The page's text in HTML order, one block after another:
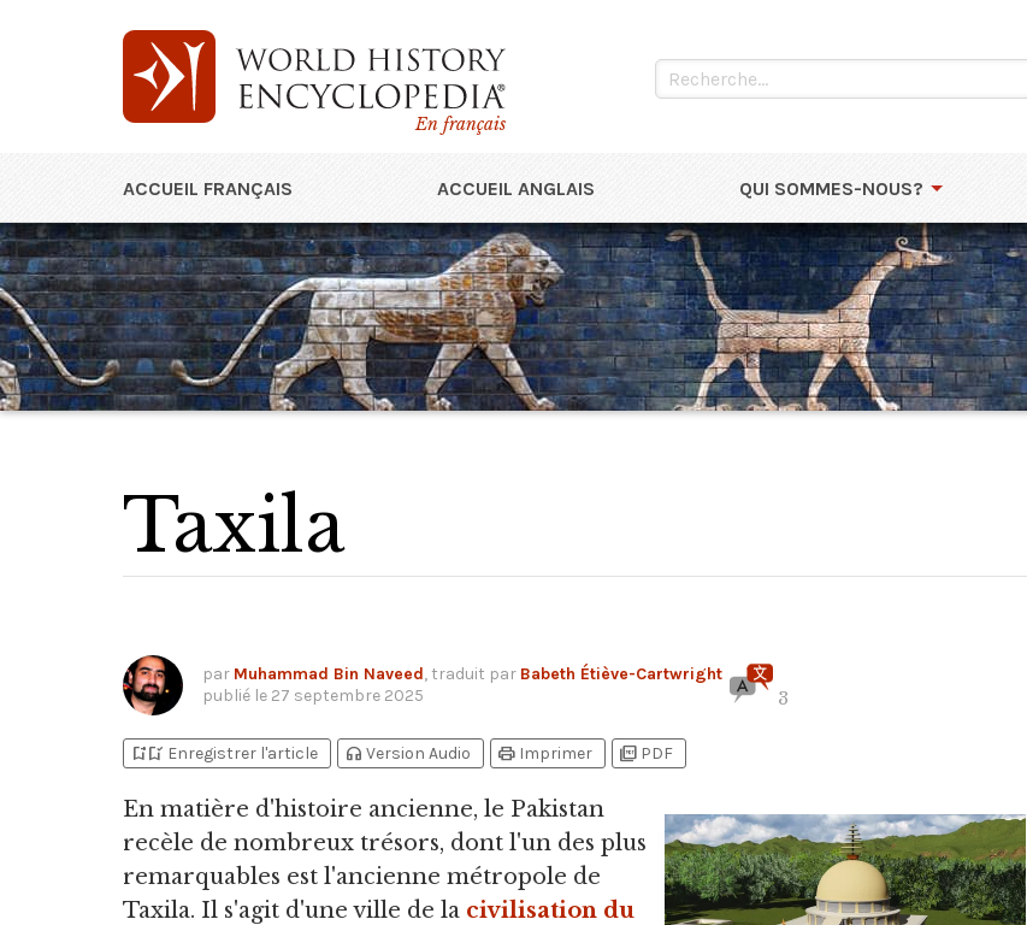
En français
ACCUEIL FRANÇAIS ACCUEIL ANGLAIS QUI SOMMES-NOUS?
Taxila
par Muhammad Bin Naveed, traduit par Babeth Étiève-Cartwright
publié le 27 septembre 2025 3
bookmark_addbookmark_added Enregistrer l'article headphones Version Audio print Imprimer picture_as_pdf PDF
En matière d'histoire ancienne, le Pakistan
recèle de nombreux trésors, dont l'un des plus
remarquables est l'ancienne métropole de
Taxila. Il s'agit d'une ville de la civilisation du